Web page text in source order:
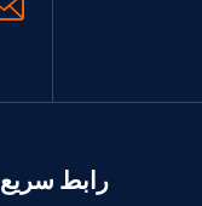
رابط سريع